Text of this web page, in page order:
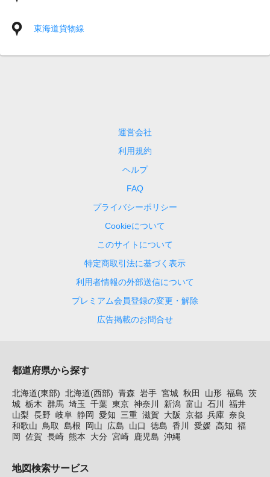
東海道貨物線
運営会社
利用規約
ヘルプ
FAQ
プライバシーポリシー
Cookieについて
このサイトについて
特定商取引法に基づく表示
利用者情報の外部送信について
プレミアム会員登録の変更・解除
広告掲載のお問合せ
都道府県から探す
北海道(東部) 北海道(西部) 青森 岩手 宮城 秋田 山形 福島 茨
城 栃木 群馬 埼玉 千葉 東京 神奈川 新潟 富山 石川
福井
山梨 長野 岐阜 静岡 愛知 三重 滋賀 大阪 京都 兵庫 奈良
和歌山
鳥取 島根 岡山 広島 山口 徳島 香川 愛媛 高知 福
岡
佐賀 長崎 熊本 大分 宮崎 鹿児島 沖縄
地図検索サービス